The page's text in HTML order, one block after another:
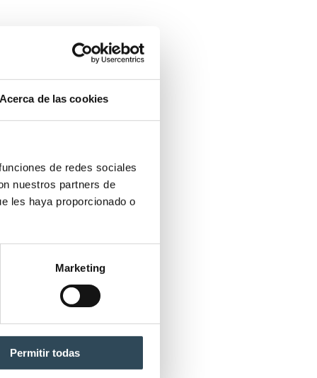
Acerca de las cookies
de redes sociales
nuestros partners de
les haya proporcionado o
Marketing
Permitir todas